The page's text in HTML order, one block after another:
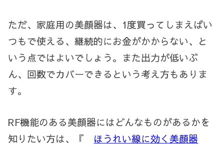
ただ、家庭用の美顔器は、1度買ってしまえばい
つもで使える、継続的にお金がかからない、と
いう点ではよいでしょう。また出力が低いぶ
ん、回数でカバーできるという考え方もありま
す。
RF機能のある美顔器にはどんなものがあるかを
知りたい方は、『 ほうれい線に効く美顔器